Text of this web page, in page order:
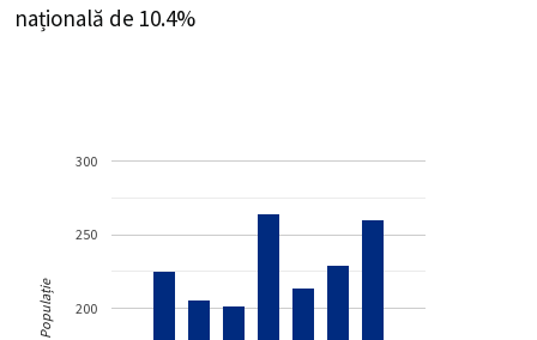
națională de 10.4%
200
250
300
Populație